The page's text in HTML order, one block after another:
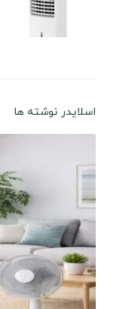
اسلایدر نوشته ها